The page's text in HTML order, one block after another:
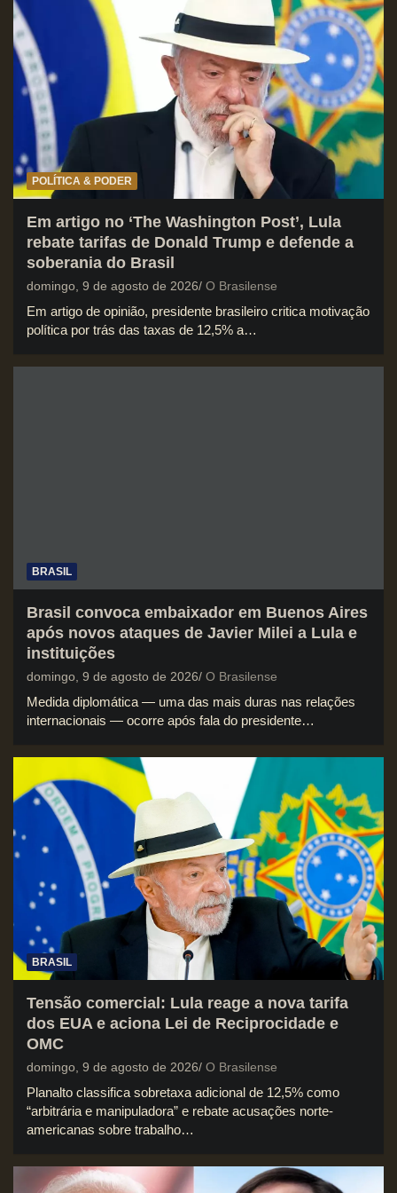
POLÍTICA & PODER
Em artigo no ‘The Washington Post’, Lula
rebate tarifas de Donald Trump e defende a
soberania do Brasil
domingo, 9 de agosto de 2026 O Brasilense
Em artigo de opinião, presidente brasileiro critica motivação
política por trás das taxas de 12,5% a…
BRASIL
Brasil convoca embaixador em Buenos Aires
após novos ataques de Javier Milei a Lula e
instituições
domingo, 9 de agosto de 2026 O Brasilense
Medida diplomática — uma das mais duras nas relações
internacionais — ocorre após fala do presidente…
BRASIL
Tensão comercial: Lula reage a nova tarifa
dos EUA e aciona Lei de Reciprocidade e
OMC
domingo, 9 de agosto de 2026 O Brasilense
Planalto classifica sobretaxa adicional de 12,5% como
“arbitrária e manipuladora” e rebate acusações norte-
americanas sobre trabalho…